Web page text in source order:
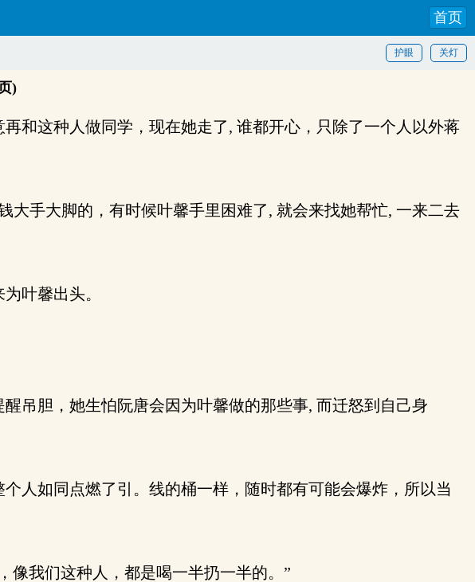
首页
关灯
护眼
)
和这种人做同学，现在她走了, 谁都开心，只除了一个人以外蒋
手大脚的，有时候叶馨手里困难了, 就会来找她帮忙, 一来二去
叶馨出头。
吊胆，她生怕阮唐会因为叶馨做的那些事, 而迁怒到自己身
人如同点燃了引。线的桶一样，随时都有可能会爆炸，所以当
我们这种人，都是喝一半扔一半的。”